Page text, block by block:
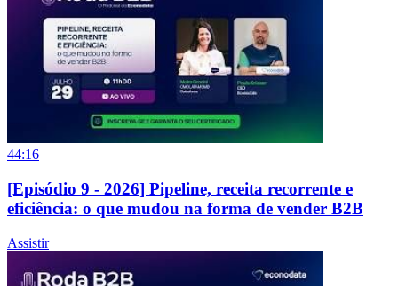
44:16
[Episódio 9 - 2026] Pipeline, receita recorrente e
eficiência: o que mudou na forma de vender B2B
Assistir